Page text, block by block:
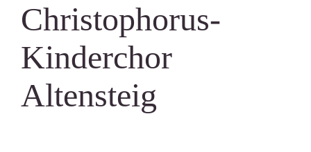
Christophorus-
Kinderchor
Altensteig